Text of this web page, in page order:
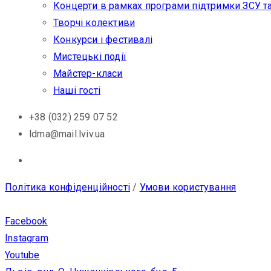
Концерти в рамках програми підтримки ЗСУ
Творчі колективи
Конкурси і фестивалі
Мистецькі події
Майстер-класи
Наші гості
+38 (032) 259 07 52
ldma@mail.lviv.ua
Політика конфіденційності / Умови користування
Facebook
Instagram
Youtube